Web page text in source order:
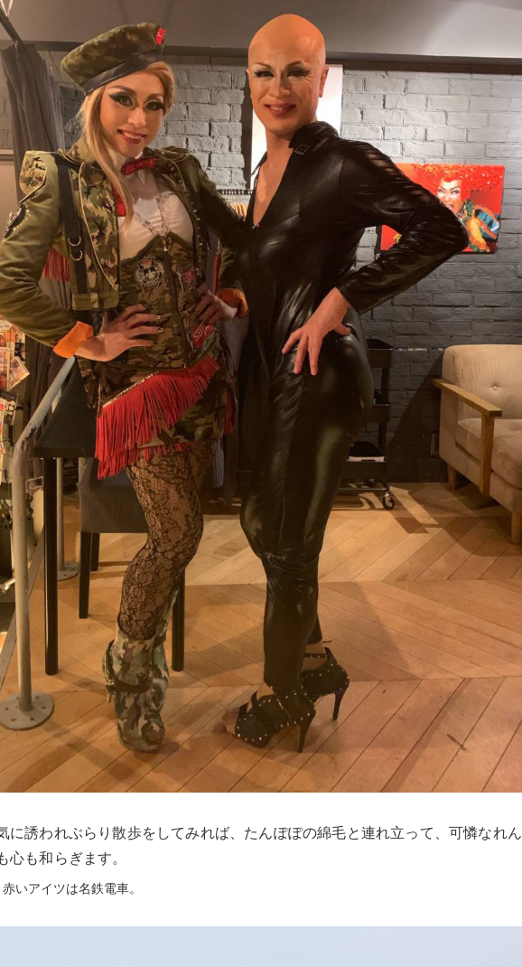
に誘われぶらり散歩をしてみれば、たんぽぽの綿毛と連れ立って、可憐なれん
心も和らぎます。
いアイツは名鉄電車。